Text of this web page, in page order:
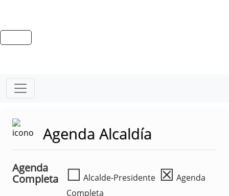
Agenda Alcaldía
Agenda
Completa
☐ Alcalde-Presidente ☒ Agenda
Completa